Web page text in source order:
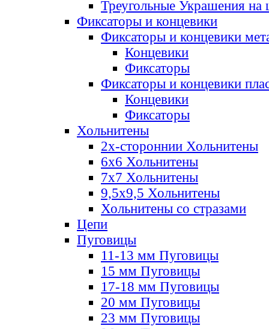
Треугольные Украшения на
Фиксаторы и концевики
Фиксаторы и концевики
Концевики
Фиксаторы
Фиксаторы и концевики
Концевики
Фиксаторы
Хольнитены
2х-стороннии Хольнитены
6х6 Хольнитены
7х7 Хольнитены
9,5х9,5 Хольнитены
Хольнитены со стразами
Цепи
Пуговицы
11-13 мм Пуговицы
15 мм Пуговицы
17-18 мм Пуговицы
20 мм Пуговицы
23 мм Пуговицы